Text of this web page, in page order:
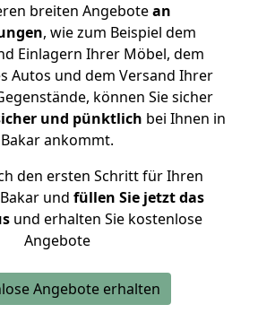
breiten Angebotean
, wie zum Beispiel dem
Einlagern Ihrer Möbel, dem
Autos und dem Versand Ihrer
können Sie sicher
und pünktlich bei Ihnen in
Bakar ankommt.
den ersten Schritt für Ihren
und füllen Sie jetzt das
und erhalten Sie kostenlose
Angebote
Angebote erhalten